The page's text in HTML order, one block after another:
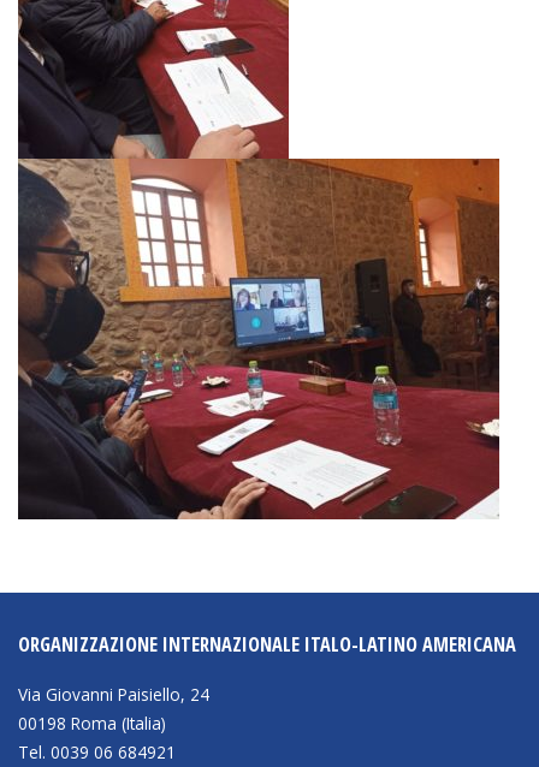
ORGANIZZAZIONE INTERNAZIONALE ITALO-LATINO AMERICANA
Via Giovanni Paisiello, 24
00198 Roma (Italia)
Tel. 0039 06 684921